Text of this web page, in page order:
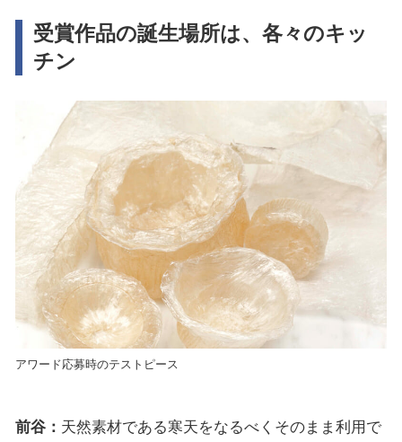
受賞作品の誕生場所は、各々のキッ
チン
アワード応募時のテストピース
前谷： 天然素材である寒天をなるべくそのまま利用で